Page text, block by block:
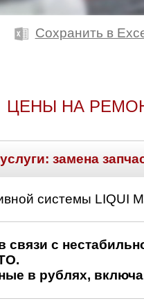
Сохранить в
ЦЕНЫ НА
замена
системы LIQUI
с
в рублях,